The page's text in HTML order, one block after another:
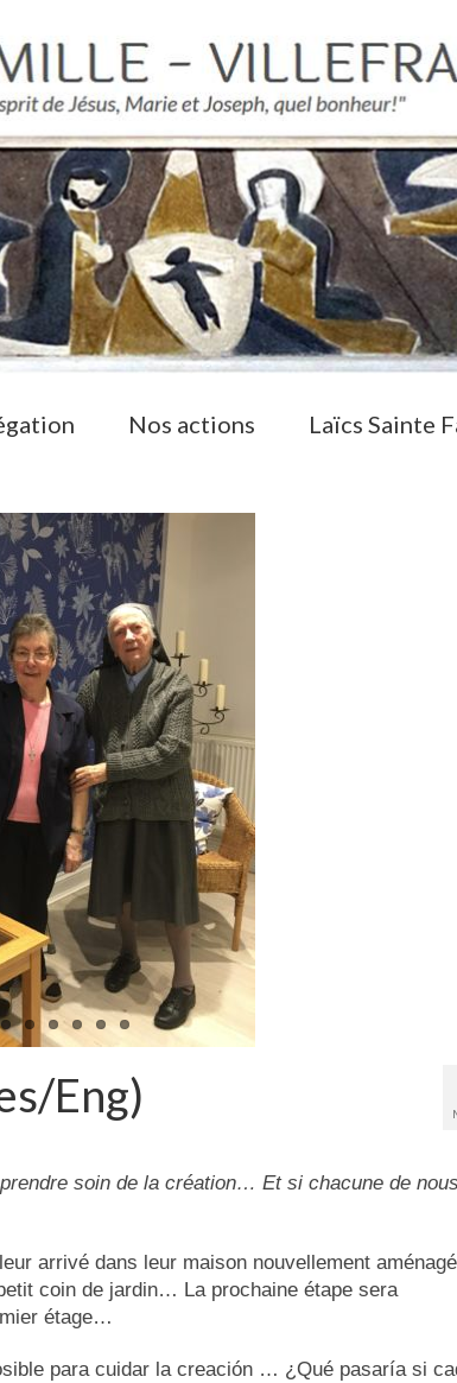
Nos actions Laïcs Sainte
Eng)
soin de la création… Et si chacune de nous
arrivé dans leur maison nouvellement
coin de jardin… La prochaine étape sera
étage…
para cuidar la creación … ¿Qué pasaría si